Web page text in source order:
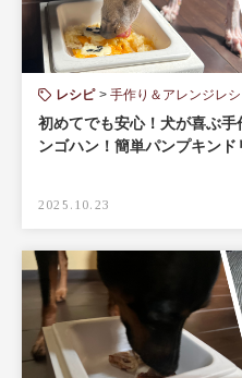
レシピ 手作り＆アレンジレ
初めてでも安心！犬が喜ぶ
ンゴハン！簡単パンプキンド
2025.10.23